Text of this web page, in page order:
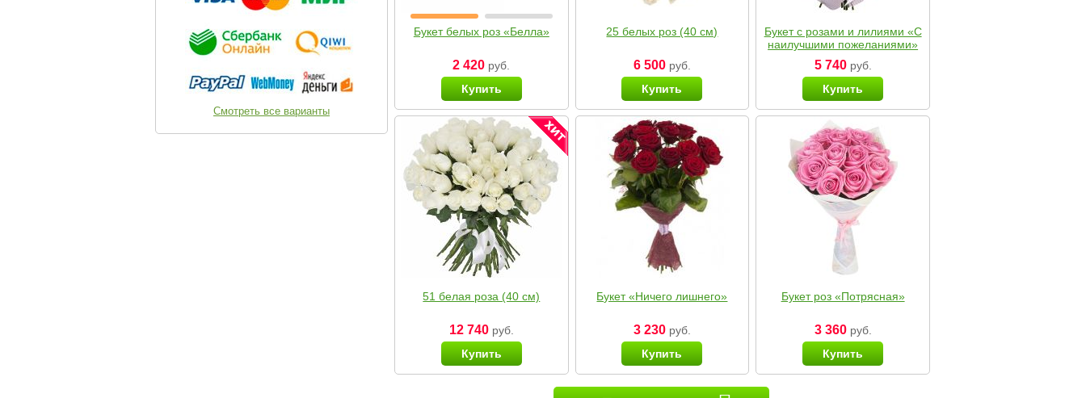
Смотреть все варианты
Букет белых роз «Белла»
2 420 руб.
Купить
25 белых роз (40 см)
6 500руб.
Купить
Букет с розами и лилиями «С
наилучшими пожеланиями»
5 740руб.
Купить
51 белая роза (40 см)
12 740руб.
Купить
Букет «Ничего лишнего»
3 230руб.
Купить
Букет роз «Потрясная»
3 360руб.
Купить